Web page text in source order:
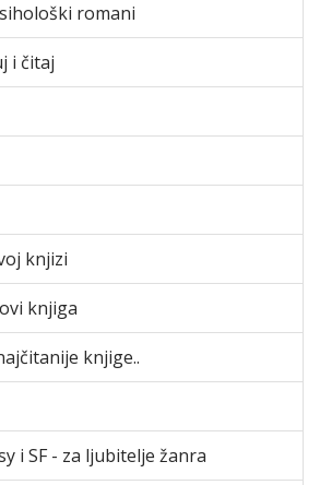
romani
i čitaj
knjizi
knjiga
knjige..
i SF - za ljubitelje žanra